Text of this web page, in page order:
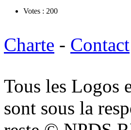
Votes : 200
Charte - Contact
Tous les Logos
sont sous la